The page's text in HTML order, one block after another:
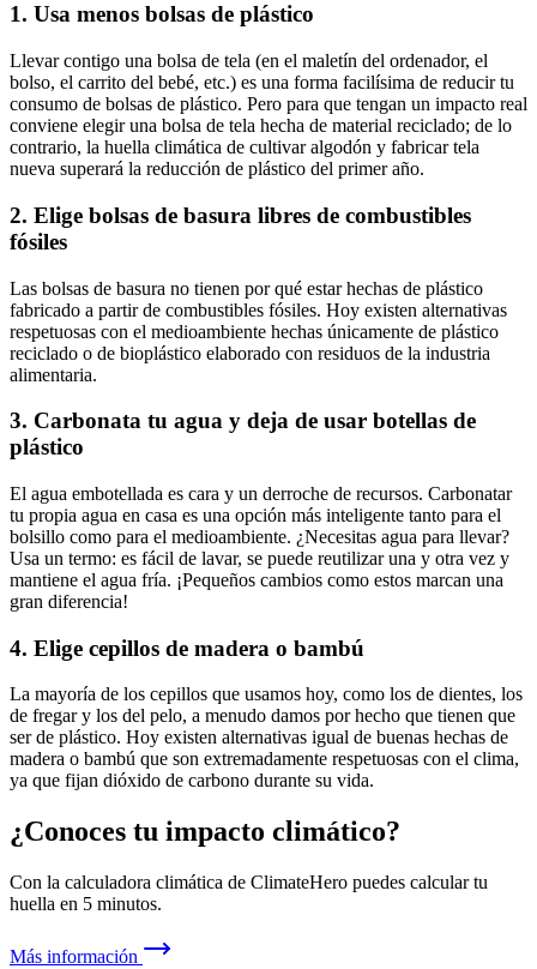
1. Usa menos bolsas de plástico
Llevar contigo una bolsa de tela (en el maletín del ordenador, el
bolso, el carrito del bebé, etc.) es una forma facilísima de reducir tu
consumo de bolsas de plástico. Pero para que tengan un impacto real
conviene elegir una bolsa de tela hecha de material reciclado; de lo
contrario, la huella climática de cultivar algodón y fabricar tela
nueva superará la reducción de plástico del primer año.
2. Elige bolsas de basura libres de combustibles
fósiles
Las bolsas de basura no tienen por qué estar hechas de plástico
fabricado a partir de combustibles fósiles. Hoy existen alternativas
respetuosas con el medioambiente hechas únicamente de plástico
reciclado o de bioplástico elaborado con residuos de la industria
alimentaria.
3. Carbonata tu agua y deja de usar botellas de
plástico
El agua embotellada es cara y un derroche de recursos. Carbonatar
tu propia agua en casa es una opción más inteligente tanto para el
bolsillo como para el medioambiente. ¿Necesitas agua para llevar?
Usa un termo: es fácil de lavar, se puede reutilizar una y otra vez y
mantiene el agua fría. ¡Pequeños cambios como estos marcan una
gran diferencia!
4. Elige cepillos de madera o bambú
La mayoría de los cepillos que usamos hoy, como los de dientes, los
de fregar y los del pelo, a menudo damos por hecho que tienen que
ser de plástico. Hoy existen alternativas igual de buenas hechas de
madera o bambú que son extremadamente respetuosas con el clima,
ya que fijan dióxido de carbono durante su vida.
¿Conoces tu impacto climático?
Con la calculadora climática de ClimateHero puedes calcular tu
huella en 5 minutos.
Más información